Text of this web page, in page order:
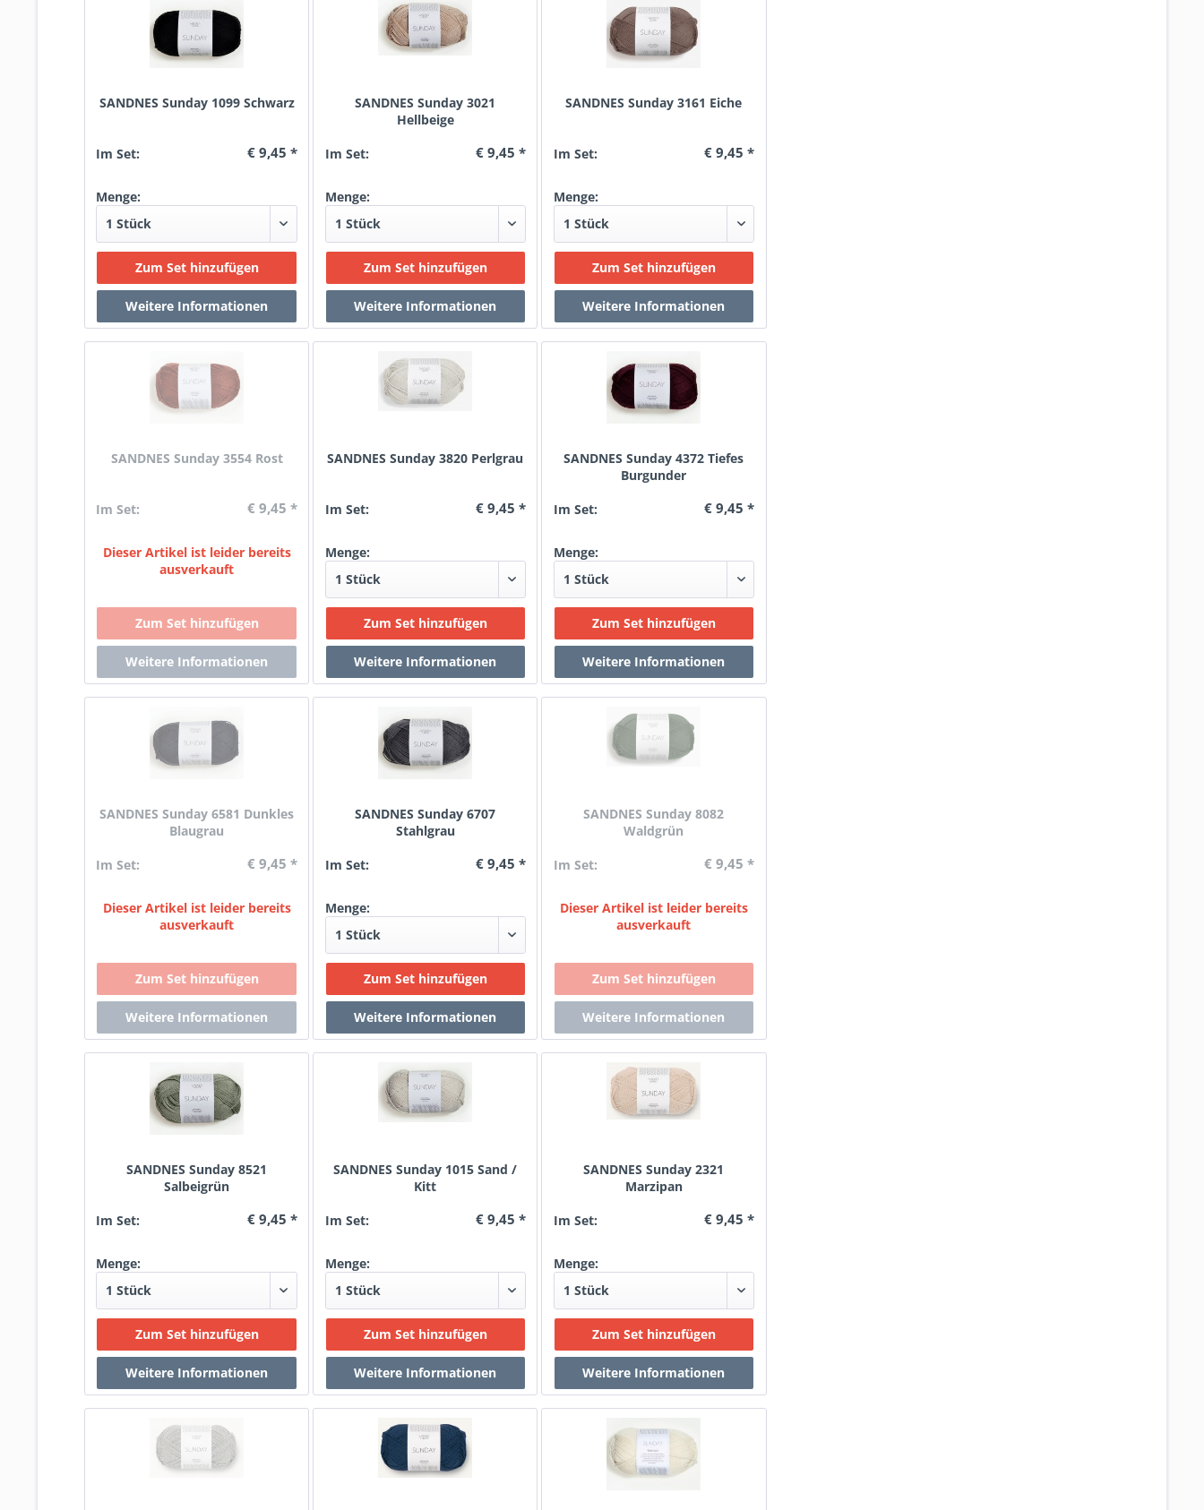
SANDNES Sunday 1099 Schwarz
Im Set: € 9,45 *
Menge:
SANDNES Sunday 3021
Hellbeige
Im Set:
€ 9,45 *
Menge:
SANDNES Sunday 3161 Eiche
Im Set: € 9,45 *
Menge:
SANDNES Sunday 3554 Rost
Im Set: € 9,45 *
Dieser Artikel ist leider bereits
ausverkauft
SANDNES Sunday 3820 Perlgrau
Im Set: € 9,45 *
Menge:
SANDNES Sunday 4372 Tiefes
Burgunder
Im Set:
€ 9,45 *
Menge:
SANDNES Sunday 6581 Dunkles
Blaugrau
Im Set:
€ 9,45 *
Dieser Artikel ist leider bereits
ausverkauft
SANDNES Sunday 6707
Stahlgrau
Im Set:
€ 9,45 *
Menge:
SANDNES Sunday 8082
Waldgrün
Im Set:
€ 9,45 *
Dieser Artikel ist leider bereits
ausverkauft
SANDNES Sunday 8521
Salbeigrün
Im Set:
€ 9,45 *
Menge:
SANDNES Sunday 1015 Sand /
Kitt
Im Set:
€ 9,45 *
Menge:
SANDNES Sunday 2321
Marzipan
Im Set:
€ 9,45 *
Menge: